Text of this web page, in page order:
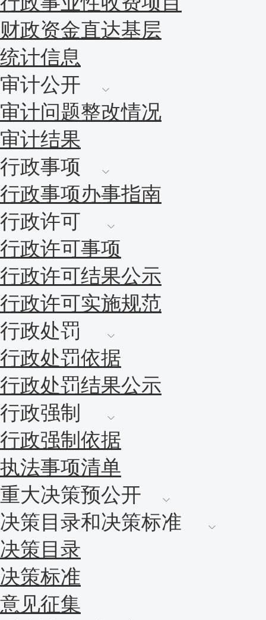
财政资金直达基层
统计信息
审计公开
审计问题整改情况
审计结果
行政事项
行政事项办事指南
行政许可
行政许可事项
行政许可结果公示
行政许可实施规范
行政处罚
行政处罚依据
行政处罚结果公示
行政强制
行政强制依据
执法事项清单
重大决策预公开
决策目录和决策标准
决策目录
决策标准
意见征集